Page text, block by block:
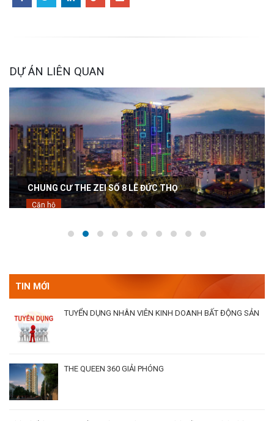
DỰ ÁN LIÊN QUAN
CHUNG CƯ THE ZEI SỐ 8 LÊ ĐỨC THỌ
Căn hộ
TIN MỚI
TUYỂN DỤNG NHÂN VIÊN KINH DOANH BẤT ĐỘNG SẢN
THE QUEEN 360 GIẢI PHÓNG